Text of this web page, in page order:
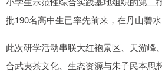
批190名高中生已率先前来，在丹山碧水
此次研学活动串联大红袍景区、天游峰
合武夷茶文化、生态资源与朱子民本思